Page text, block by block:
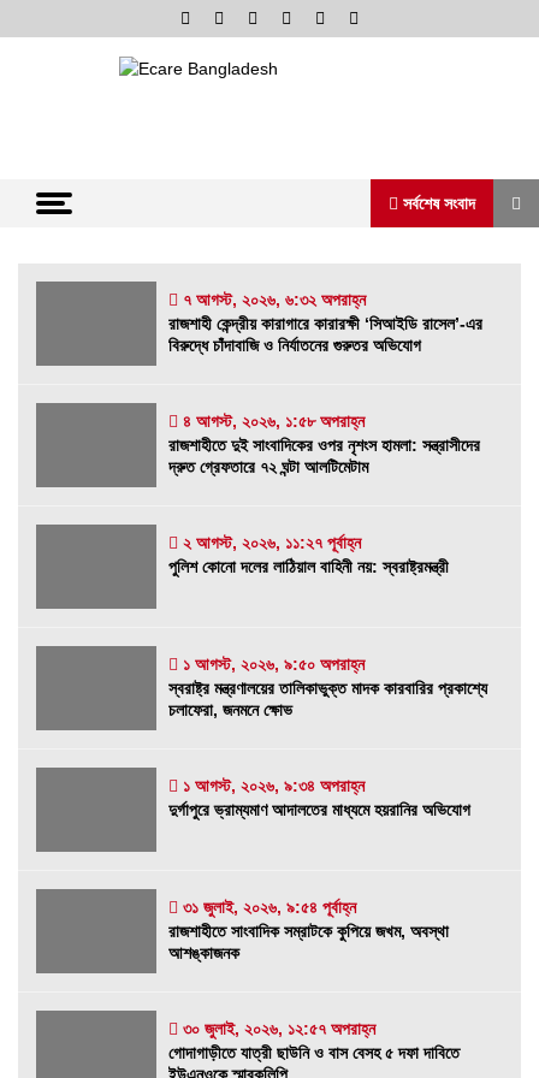
to
সর্বশেষ সংবাদ
রাজশাহী কেন্দ্রীয় কারাগারে কারারক্ষী ‘সিআইডি রাসেল’-
৭ আগস্ট, ২০২৬, ৬:৩২ অপরাহ্ন
রাজশাহীতে দুই সাংবাদিকের ওপর নৃশংস হামলা:
পুলিশ কোনো দলের লাঠিয়াল বাহিনী নয়: স্বরাষ্ট্রমন্ত্রী
স্বরাষ্ট্র মন্ত্রণালয়ের তালিকাভুক্ত মাদক কারবারির
প্রকাশ্যে চলাফেরা, জনমনে ক্ষোভ
দুর্গাপুরে ভ্রাম্যমাণ আদালতের মাধ্যমে হয়রানির
অভিযোগ
রাজশাহীতে সাংবাদিক সম্রাটকে কুপিয়ে জখম, অবস্থা
আশঙ্কাজনক
গোদাগাড়ীতে যাত্রী ছাউনি ও বাস বেসহ ৫ দফা দাবিতে
ইউএনওকে স্মারকলিপি
৭ আগস্ট, ২০২৬, ৬:৩২ অপরাহ্ন
রাজশাহী কেন্দ্রীয় কারাগারে কারারক্ষী ‘সিআইডি রাসেল’-এর
বিরুদ্ধে চাঁদাবাজি ও নির্যাতনের গুরুতর অভিযোগ
৪ আগস্ট, ২০২৬, ১:৫৮ অপরাহ্ন
রাজশাহীতে দুই সাংবাদিকের ওপর নৃশংস হামলা: সন্ত্রাসীদের
দ্রুত গ্রেফতারে ৭২ ঘন্টা আলটিমেটাম
২ আগস্ট, ২০২৬, ১১:২৭ পূর্বাহ্ন
পুলিশ কোনো দলের লাঠিয়াল বাহিনী নয়: স্বরাষ্ট্রমন্ত্রী
১ আগস্ট, ২০২৬, ৯:৫০ অপরাহ্ন
স্বরাষ্ট্র মন্ত্রণালয়ের তালিকাভুক্ত মাদক কারবারির প্রকাশ্যে
চলাফেরা, জনমনে ক্ষোভ
১ আগস্ট, ২০২৬, ৯:৩৪ অপরাহ্ন
দুর্গাপুরে ভ্রাম্যমাণ আদালতের মাধ্যমে হয়রানির অভিযোগ
৩১ জুলাই, ২০২৬, ৯:৫৪ পূর্বাহ্ন
রাজশাহীতে সাংবাদিক সম্রাটকে কুপিয়ে জখম, অবস্থা
আশঙ্কাজনক
৩০ জুলাই, ২০২৬, ১২:৫৭ অপরাহ্ন
গোদাগাড়ীতে যাত্রী ছাউনি ও বাস বেসহ ৫ দফা দাবিতে
ইউএনওকে স্মারকলিপি